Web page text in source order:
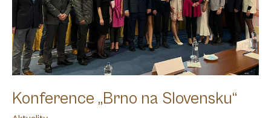
Konference „Brno na Slovensku“